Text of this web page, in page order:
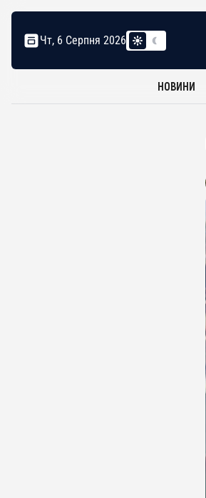
Чт, 6 Серпня 2026
НОВИНИ